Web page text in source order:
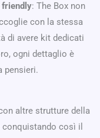
friendly: The Box non
con la stessa
di avere kit dedicati
ogni dettaglio è
pensieri.
altre strutture della
così il